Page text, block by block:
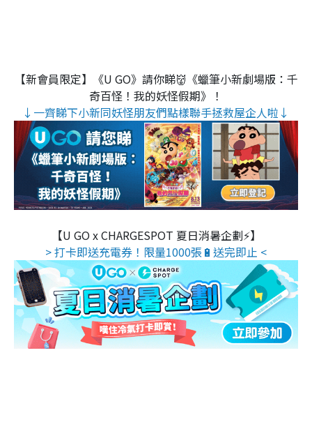
【新會員限定】《U GO》請你睇👹《蠟筆小新劇場版：千
奇百怪！我的妖怪假期》！
↓一齊睇下小新同妖怪朋友們點樣聯手拯救屋企人啦↓
【U GO x CHARGESPOT 夏日消暑企劃⚡】
> 打卡即送充電券！限量1000張🔋送完即止 <